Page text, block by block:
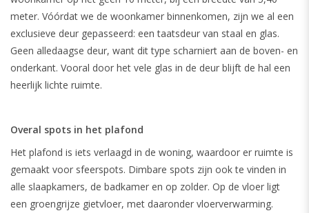
meter. Vóórdat we de woonkamer binnenkomen, zijn we al een
exclusieve deur gepasseerd: een taatsdeur van staal en glas.
Geen alledaagse deur, want dit type scharniert aan de boven- en
onderkant. Vooral door het vele glas in de deur blijft de hal een
heerlijk lichte ruimte.
Overal spots in het plafond
Het plafond is iets verlaagd in de woning, waardoor er ruimte is
gemaakt voor sfeerspots. Dimbare spots zijn ook te vinden in
alle slaapkamers, de badkamer en op zolder. Op de vloer ligt
een groengrijze gietvloer, met daaronder vloerverwarming.